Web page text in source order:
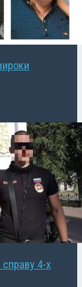
4-х